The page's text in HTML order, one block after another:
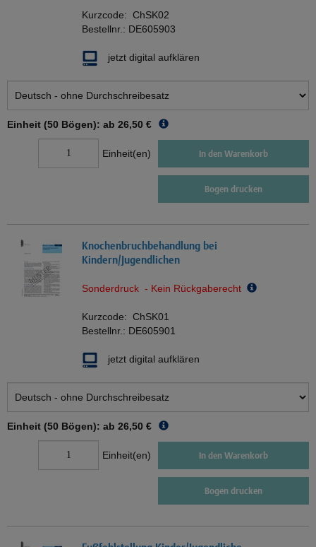
Kurzcode: ChSK02
Bestellnr.: DE605903
jetzt digital aufklären
Einheit (50 Bögen): ab 26,50 €
Einheit(en) In den Warenkorb
Bogen drucken
Knochenbruchbehandlung bei
Kindern/Jugendlichen
Sonderdruck - Kein Rückgaberecht
Kurzcode: ChSK01
Bestellnr.: DE605901
jetzt digital aufklären
Einheit (50 Bögen): ab 26,50 €
Einheit(en) In den Warenkorb
Bogen drucken